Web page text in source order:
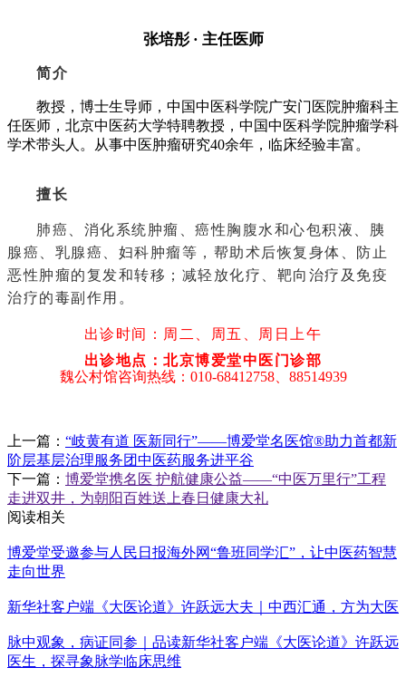
张培彤· 主任医师
简介
教授，博士生导师，中国中医科学院广安门医院肿瘤科主
任医师，北京中医药大学特聘教授，中国中医科学院肿瘤学科
学术带头人。从事中医肿瘤研究40余年，临床经验丰富。
擅长
肺癌、消化系统肿瘤、癌性胸腹水和心包积液、胰
腺癌、乳腺癌、妇科肿瘤等，帮助术后恢复身体、防止
恶性肿瘤的复发和转移；减轻放化疗、靶向治疗及免疫
治疗的毒副作用。
出诊时间： 周二、周五、周日上午
出诊地点：北京博爱堂中医门诊部
魏公村馆咨询热线：010-68412758、88514939
上一篇： “岐黄有道 医新同行”——博爱堂名医馆®助力首都新
阶层基层治理服务团中医药服务进平谷
下一篇： 博爱堂携名医 护航健康公益——“中医万里行”工程
走进双井，为朝阳百姓送上春日健康大礼
阅读相关
博爱堂受邀参与人民日报海外网“鲁班同学汇”，让中医药智慧
走向世界
新华社客户端《大医论道》许跃远大夫｜中西汇通，方为大医
脉中观象，病证同参｜品读新华社客户端《大医论道》许跃远
医生，探寻象脉学临床思维